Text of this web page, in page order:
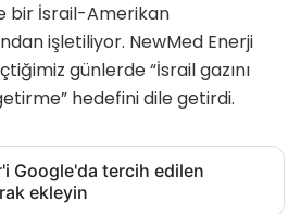
bir İsrail-Amerikan
işletiliyor. NewMed Enerji
günlerde “İsrail gazını
hedefini dile getirdi.
Google'da tercih edilen
ekleyin